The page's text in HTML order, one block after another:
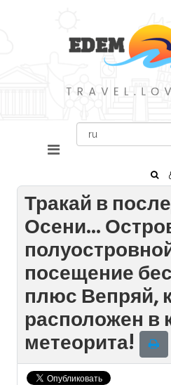
Тракай в
Осени...
посещение
плюс Вепряй,
расположен в
метеорита!